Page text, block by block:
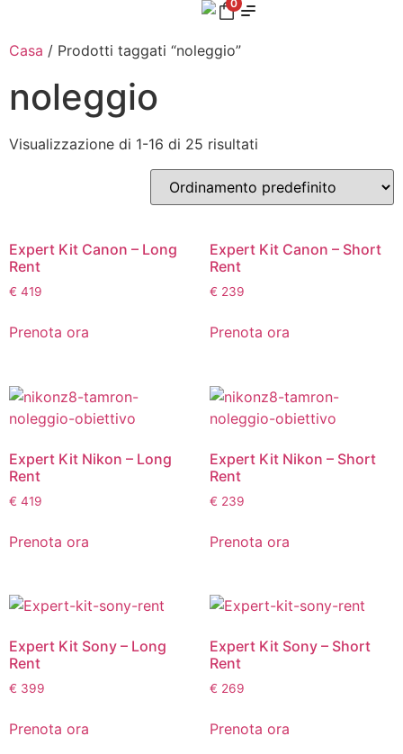
0
Casa / Prodotti taggati “noleggio”
noleggio
Visualizzazione di 1-16 di 25 risultati
Expert Kit Canon – Long
Rent
€ 419
Prenota ora
Expert Kit Canon – Short
Rent
€ 239
Prenota ora
Expert Kit Nikon – Long
Rent
€ 419
Prenota ora
Expert Kit Nikon – Short
Rent
€ 239
Prenota ora
Expert Kit Sony – Long
Rent
€ 399
Prenota ora
Expert Kit Sony – Short
Rent
€ 269
Prenota ora